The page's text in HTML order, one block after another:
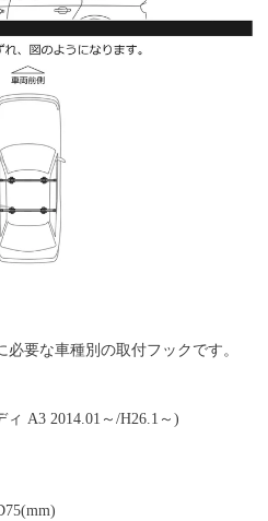
要な車種別の取付フックです。
A3 2014.01～/H26.1～)